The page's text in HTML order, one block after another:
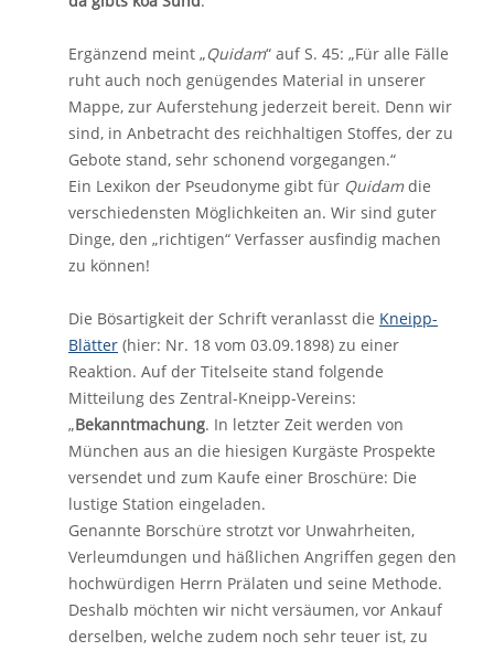
Ergänzend meint „Quidam“ auf S. 45: „Für alle Fälle
ruht auch noch genügendes Material in unserer
Mappe, zur Auferstehung jederzeit bereit. Denn wir
sind, in Anbetracht des reichhaltigen Stoffes, der zu
Gebote stand, sehr schonend vorgegangen.“
Ein Lexikon der Pseudonyme gibt für Quidamdie
verschiedensten Möglichkeiten an. Wir sind guter
Dinge, den „richtigen“ Verfasser ausfindig machen
zu können!
Die Bösartigkeit der Schrift veranlasst die Kneipp-
Blätter (hier: Nr. 18 vom 03.09.1898) zu einer
Reaktion. Auf der Titelseite stand folgende
Mitteilung des Zentral-Kneipp-Vereins:
„Bekanntmachung. In letzter Zeit werden von
München aus an die hiesigen Kurgäste Prospekte
versendet und zum Kaufe einer Broschüre: Die
lustige Station eingeladen.
Genannte Borschüre strotzt vor Unwahrheiten,
Verleumdungen und häßlichen Angriffen gegen den
hochwürdigen Herrn Prälaten und seine Methode.
Deshalb möchten wir nicht versäumen, vor Ankauf
derselben, welche zudem noch sehr teuer ist, zu